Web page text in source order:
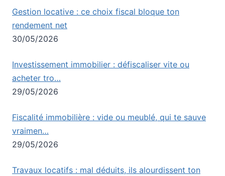
Gestion locative : ce choix fiscal bloque ton
rendement net
30/05/2026
Investissement immobilier : défiscaliser vite ou
acheter tro…
29/05/2026
Fiscalité immobilière : vide ou meublé, qui te sauve
vraimen…
29/05/2026
Travaux locatifs : mal déduits, ils alourdissent ton